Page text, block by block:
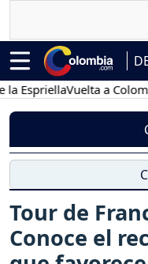
Vuelta a Colombia
Tour de
Conoce el